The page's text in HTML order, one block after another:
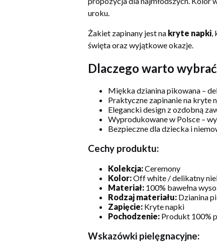
uroku.
Żakiet zapinany jest na kryte napki,
święta oraz wyjątkowe okazje.
Dlaczego warto
Miękka dzianina pikowana –
Praktyczne zapinanie na kryte
Elegancki design z ozdobną
Wyprodukowane w Polsce –
Bezpieczne dla dziecka i
Cechy produktu:
Kolekcja:Ceremony
Kolor:Off white / delikatny
Materiał:100% bawełna
Rodzaj materiału:Dzianina
Zapięcie:Kryte napki
Pochodzenie:Produkt 100%
Wskazówki pielęgnacyjne: